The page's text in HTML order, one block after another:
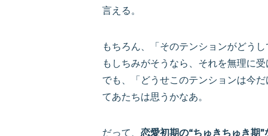
言える。
もちろん、「そのテンションがどう
もしちみがそうなら、それを無理に受
でも、「どうせこのテンションは今
てあたちは思うかなあ。
だって、 恋愛初期の“ちゅきちゅき期